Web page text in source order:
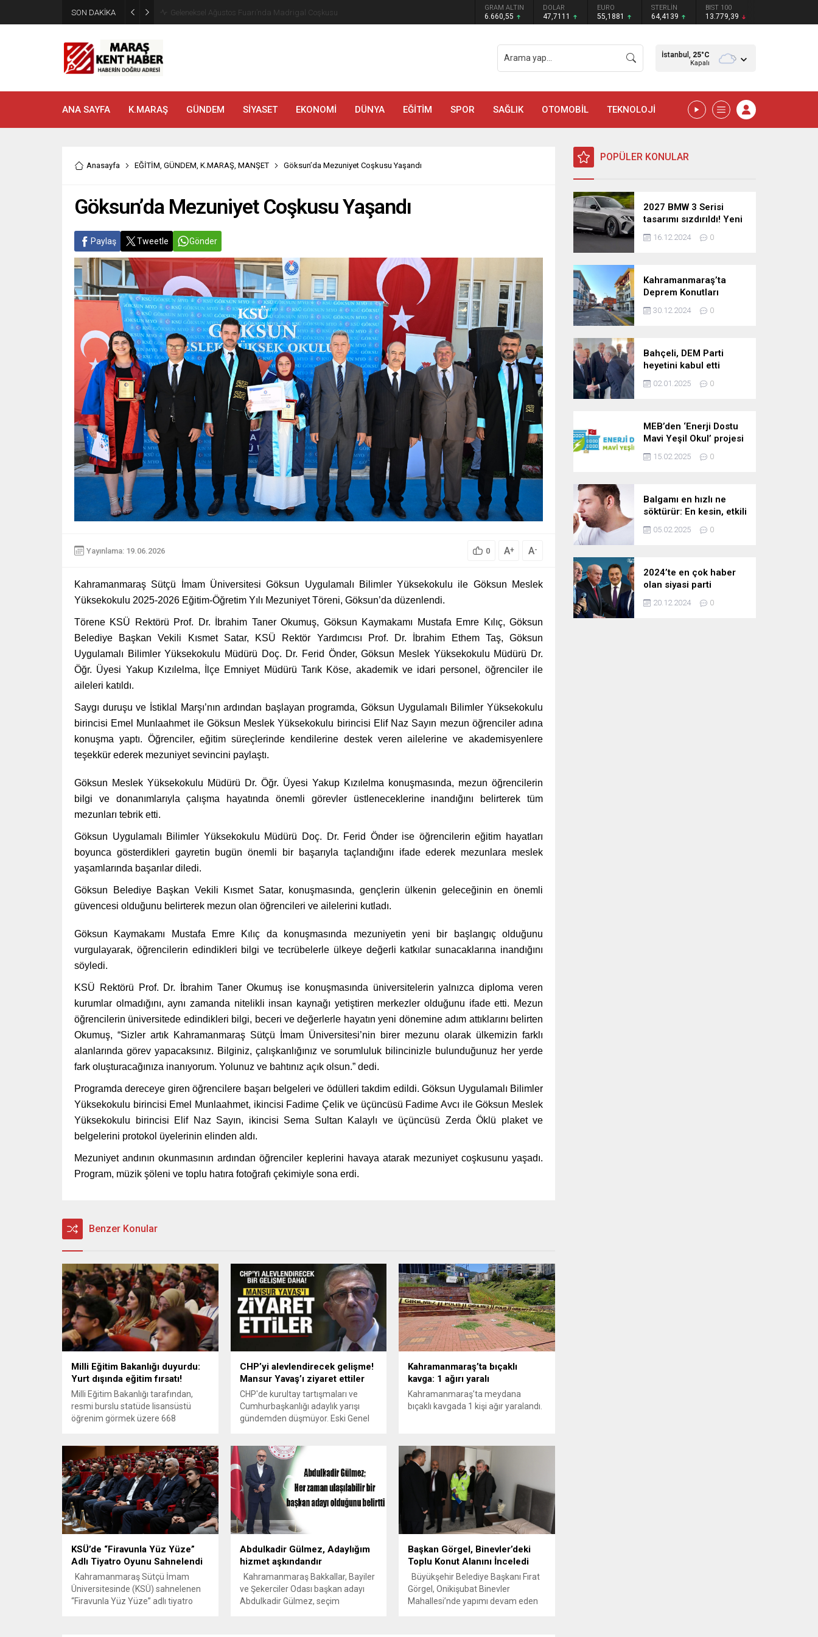
SON DAKİKA Geleneksel Ağustos Fuarı’nda Madrigal Coşkusu GRAM ALTIN
6.660,55
DOLAR
47,7111
EURO
55,1881
STERLİN
64,4139
BIST 100
13.779,39
İstanbul, 25°C
Kapalı
ANA SAYFA K.MARAŞ GÜNDEM SİYASET EKONOMİ DÜNYA EĞİTİM SPOR SAĞLIK OTOMOBİL TEKNOLOJİ
Anasayfa EĞİTİM, GÜNDEM, K.MARAŞ, MANŞET Göksun’da Mezuniyet Coşkusu Yaşandı
Göksun’da Mezuniyet Coşkusu Yaşandı
Paylaş Tweetle Gönder
Yayınlama: 19.06.2026 0 A+ A-
Kahramanmaraş Sütçü İmam Üniversitesi Göksun Uygulamalı Bilimler Yüksekokulu ile Göksun Meslek
Yüksekokulu 2025-2026 Eğitim-Öğretim Yılı Mezuniyet Töreni, Göksun’da düzenlendi.
Törene KSÜ Rektörü Prof. Dr. İbrahim Taner Okumuş, Göksun Kaymakamı Mustafa Emre Kılıç, Göksun
Belediye Başkan Vekili Kısmet Satar, KSÜ Rektör Yardımcısı Prof. Dr. İbrahim Ethem Taş, Göksun
Uygulamalı Bilimler Yüksekokulu Müdürü Doç. Dr. Ferid Önder, Göksun Meslek Yüksekokulu Müdürü Dr.
Öğr. Üyesi Yakup Kızılelma, İlçe Emniyet Müdürü Tarık Köse, akademik ve idari personel, öğrenciler ile
aileleri katıldı.
Saygı duruşu ve İstiklal Marşı’nın ardından başlayan programda, Göksun Uygulamalı Bilimler Yüksekokulu
birincisi Emel Munlaahmet ile Göksun Meslek Yüksekokulu birincisi Elif Naz Sayın mezun öğrenciler adına
konuşma yaptı. Öğrenciler, eğitim süreçlerinde kendilerine destek veren ailelerine ve akademisyenlere
teşekkür ederek mezuniyet sevincini paylaştı.
Göksun Meslek Yüksekokulu Müdürü Dr. Öğr. Üyesi Yakup Kızılelma konuşmasında, mezun öğrencilerin
bilgi ve donanımlarıyla çalışma hayatında önemli görevler üstleneceklerine inandığını belirterek tüm
mezunları tebrik etti.
Göksun Uygulamalı Bilimler Yüksekokulu Müdürü Doç. Dr. Ferid Önder ise öğrencilerin eğitim hayatları
boyunca gösterdikleri gayretin bugün önemli bir başarıyla taçlandığını ifade ederek mezunlara meslek
yaşamlarında başarılar diledi.
Göksun Belediye Başkan Vekili Kısmet Satar, konuşmasında, gençlerin ülkenin geleceğinin en önemli
güvencesi olduğunu belirterek mezun olan öğrencileri ve ailelerini kutladı.
Göksun Kaymakamı Mustafa Emre Kılıç da konuşmasında mezuniyetin yeni bir başlangıç olduğunu
vurgulayarak, öğrencilerin edindikleri bilgi ve tecrübelerle ülkeye değerli katkılar sunacaklarına inandığını
söyledi.
KSÜ Rektörü Prof. Dr. İbrahim Taner Okumuş ise konuşmasında üniversitelerin yalnızca diploma veren
kurumlar olmadığını, aynı zamanda nitelikli insan kaynağı yetiştiren merkezler olduğunu ifade etti. Mezun
öğrencilerin üniversitede edindikleri bilgi, beceri ve değerlerle hayatın yeni dönemine adım attıklarını belirten
Okumuş, “Sizler artık Kahramanmaraş Sütçü İmam Üniversitesi’nin birer mezunu olarak ülkemizin farklı
alanlarında görev yapacaksınız. Bilginiz, çalışkanlığınız ve sorumluluk bilincinizle bulunduğunuz her yerde
fark oluşturacağınıza inanıyorum. Yolunuz ve bahtınız açık olsun.” dedi.
Programda dereceye giren öğrencilere başarı belgeleri ve ödülleri takdim edildi. Göksun Uygulamalı Bilimler
Yüksekokulu birincisi Emel Munlaahmet, ikincisi Fadime Çelik ve üçüncüsü Fadime Avcı ile Göksun Meslek
Yüksekokulu birincisi Elif Naz Sayın, ikincisi Sema Sultan Kalaylı ve üçüncüsü Zerda Öklü plaket ve
belgelerini protokol üyelerinin elinden aldı.
Mezuniyet andının okunmasının ardından öğrenciler keplerini havaya atarak mezuniyet coşkusunu yaşadı.
Program, müzik şöleni ve toplu hatıra fotoğrafı çekimiyle sona erdi.
Benzer Konular
Milli Eğitim Bakanlığı duyurdu:
Yurt dışında eğitim fırsatı!
Milli Eğitim Bakanlığı tarafından,
resmi burslu statüde lisansüstü
öğrenim görmek üzere 668
CHP’yi alevlendirecek gelişme!
Mansur Yavaş’ı ziyaret ettiler
CHP'de kurultay tartışmaları ve
Cumhurbaşkanlığı adaylık yarışı
gündemden düşmüyor. Eski Genel
Yavaş'ı ziyaret etti.
Kahramanmaraş’ta bıçaklı
kavga: 1 ağırı yaralı
Kahramanmaraş’ta meydana
bıçaklı kavgada 1 kişi ağır yaralandı.
KSÜ’de “Firavunla Yüz Yüze”
Adlı Tiyatro Oyunu Sahnelendi
Kahramanmaraş Sütçü İmam
Üniversitesinde (KSÜ) sahnelenen
“Firavunla Yüz Yüze” adlı tiyatro
Abdulkadir Gülmez, Adaylığım
hizmet aşkındandır
Kahramanmaraş Bakkallar, Bayiler
ve Şekerciler Odası başkan adayı
Abdulkadir Gülmez, seçim
Başkan Görgel, Binevler’deki
Toplu Konut Alanını İnceledi
Büyükşehir Belediye Başkanı Fırat
Görgel, Onikişubat Binevler
Mahallesi’nde yapımı devam eden
POPÜLER KONULAR
2027 BMW 3 Serisi
tasarımı sızdırıldı! Yeni
nesil sedan’dan
şaşırtıcı yenilikler!
16.12.2024 0
Kahramanmaraş’ta
Deprem Konutları
2025’te Teslim Edilecek
30.12.2024 0
Bahçeli, DEM Parti
heyetini kabul etti
02.01.2025 0
MEB’den ‘Enerji Dostu
Mavi Yeşil Okul’ projesi
15.02.2025 0
Balgamı en hızlı ne
söktürür: En kesin, etkili
ve çabuk balgam
söktürücü kür!
05.02.2025 0
2024’te en çok haber
olan siyasi parti
liderleri! Zirvedeki isim
fark attı
20.12.2024 0